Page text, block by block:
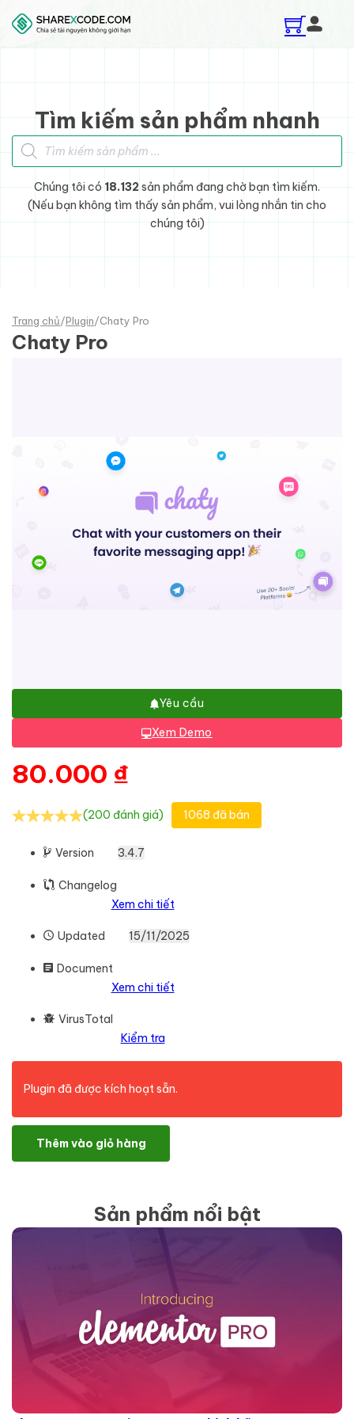
Skip to main content
Skip to footer
Tìm kiếm sản phẩm nhanh
Tìm kiếm sản phẩm
Chúng tôi có 18.132sản phẩm đang chờ bạn tìm kiếm.
(Nếu bạn không tìm thấy sản phẩm, vui lòng nhắn tin cho
chúng tôi)
Trang chủ/Plugin/Chaty Pro
Chaty Pro
Yêu cầu
Xem Demo
80.000 ₫
(200 đánh giá) 1068 đã bán
Version 3.4.7
Changelog
Xem chi tiết
Updated 15/11/2025
Document
Xem chi tiết
VirusTotal
Kiểm tra
Plugin đã được kích hoạt sẵn.
Chaty Pro số lượng
Thêm vào giỏ hàng
Sản phẩm nổi bật